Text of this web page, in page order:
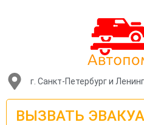
г. Санкт-Петербург и
ВЫЗВАТЬ